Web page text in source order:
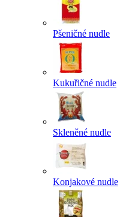
Pšeničné nudle
Kukuřičné nudle
Skleněné nudle
Konjakové nudle